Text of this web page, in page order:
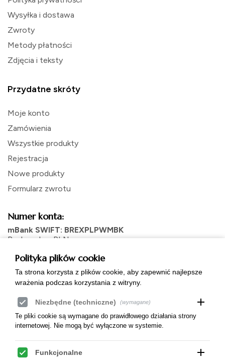
Wysyłka i dostawa
Zwroty
Metody płatności
Zdjęcia i teksty
Przydatne skróty
Moje konto
Zamówienia
Wszystkie produkty
Rejestracja
Nowe produkty
Formularz zwrotu
Numer konta:
mBank SWIFT: BREXPLPWMBK
Rachunek w PLN:
Rachunek walutowy Euro:
PL 60 1140 2017 0000 4212 0044 6997
Polityka plików cookie
Ta strona korzysta z plików cookie, aby zapewnić najlepsze
wrażenia podczas korzystania z witryny.
Niezbędne (techniczne) (wymagane) add
Te pliki cookie są wymagane do prawidłowego działania strony
internetowej. Nie mogą być wyłączone w systemie.
Funkcjonalne add